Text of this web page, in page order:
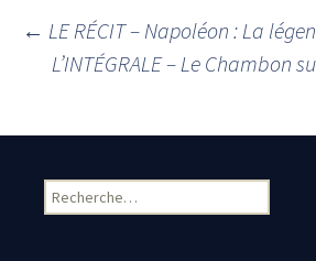
Navigation des
← LE RÉCIT – Napoléon : La
L’INTÉGRALE – Le Chambon
Rechercher :